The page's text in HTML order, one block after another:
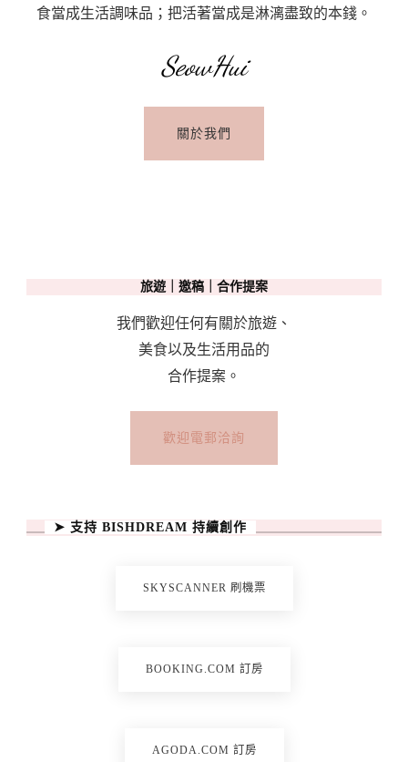
食當成生活調味品；把活著當成是淋漓盡致的本錢。
SeowHui
關於我們
旅遊｜邀稿｜合作提案
我們歡迎任何有關於旅遊、
美食以及生活用品的
合作提案。
歡迎電郵洽詢
➤ 支持 BISHDREAM 持續創作
SKYSCANNER 刷機票
BOOKING.COM 訂房
AGODA.COM 訂房